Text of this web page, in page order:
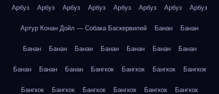
Арбуз Арбуз Арбуз Арбуз Арбуз Арбуз Арбуз Арбуз
Артур Конан Дойл — Собака Баскервилей Банан Банан
Банан Банан Банан Банан Банан Банан Банан
Банан Банан Банан Бангкок Бангкок Бангкок Бангкок
Бангкок Бангкок Бангкок Бангкок Бангкок Бангкок